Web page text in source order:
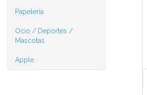
Papelería
Ocio / Deportes /
Mascotas
Apple